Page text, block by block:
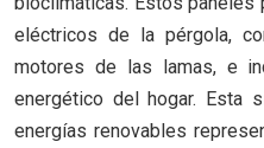
eléctricos de la pérgola,
motores de las lamas, e
energético del hogar. Esta
energías renovables